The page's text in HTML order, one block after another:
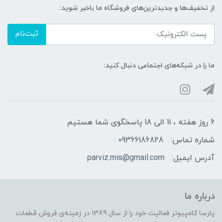
از تخفیف‌ها و جدیدترین‌های فروشگاه ما باخبر شوید:
ثبت‌نام
ما را در شبکه‌های اجتماعی دنبال کنید:
6 روز هفته ، 11 الی 18 پاسخگوی شما هستیم
شماره تماس:
09366186828
آدرس ایمیل:
parviz.mis@gmail.com
درباره ما
پارسا کامپیوتر فعالیت خود را از سال 1389 در زمینه‌ی فروش قطعات